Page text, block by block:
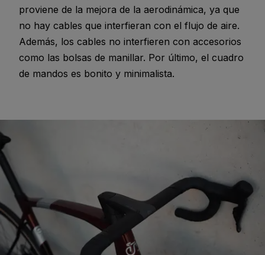
proviene de la mejora de la aerodinámica, ya que
no hay cables que interfieran con el flujo de aire.
Además, los cables no interfieren con accesorios
como las bolsas de manillar. Por último, el cuadro
de mandos es bonito y minimalista.